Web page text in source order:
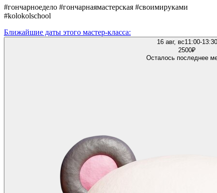
#гончарноедело #гончарнаямастерская #своимируками
#kolokolschool
Ближайшие даты этого мастер‑класса:
16 авг, вс11:00-13:30
2500₽
Осталось последнее